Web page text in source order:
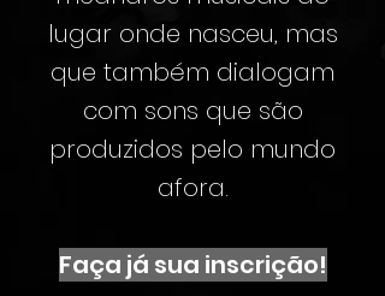
lugar onde nasceu, mas
que também dialogam
com sons que são
produzidos pelo mundo
afora.
Faça já sua inscrição!